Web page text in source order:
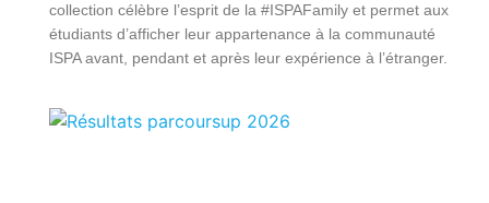
collection célèbre l’esprit de la #ISPAFamily et permet aux
étudiants d’afficher leur appartenance à la communauté
ISPA avant, pendant et après leur expérience à l’étranger.